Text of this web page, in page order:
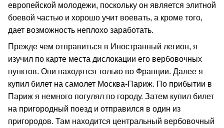
европейской молодежи, поскольку он является элитной
боевой частью и хорошо учит воевать, а кроме того,
дает возможность неплохо заработать.
Прежде чем отправиться в Иностранный легион, я
изучил по карте места дислокации его вербовочных
пунктов. Они находятся только во Франции. Далее я
купил билет на самолет Москва-Париж. По прибытии в
Париж я немного погулял по городу. Затем купил билет
на пригородный поезд и отправился в один из
пригородов. Там находится центральный вербовочный